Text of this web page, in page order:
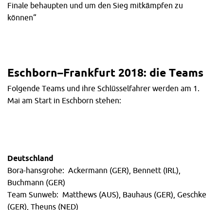
Finale behaupten und um den Sieg mitkämpfen zu
können“
Eschborn–Frankfurt 2018: die Teams
Folgende Teams und ihre Schlüsselfahrer werden am 1.
Mai am Start in Eschborn stehen:
Deutschland
Bora-hansgrohe: Ackermann (GER), Bennett (IRL),
Buchmann (GER)
Team Sunweb: Matthews (AUS), Bauhaus (GER), Geschke
(GER), Theuns (NED)